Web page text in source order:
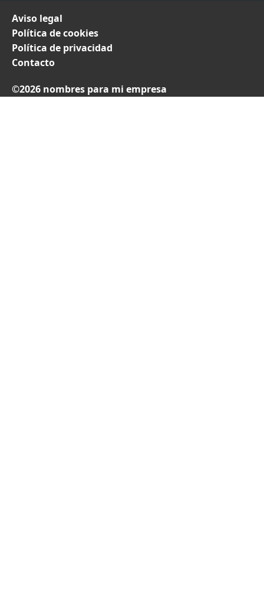
Aviso legal
Política de cookies
Política de privacidad
Contacto
©2026 nombres para mi empresa